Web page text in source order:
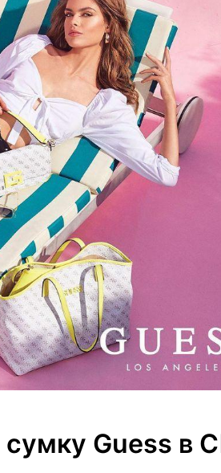
сумку Guess в